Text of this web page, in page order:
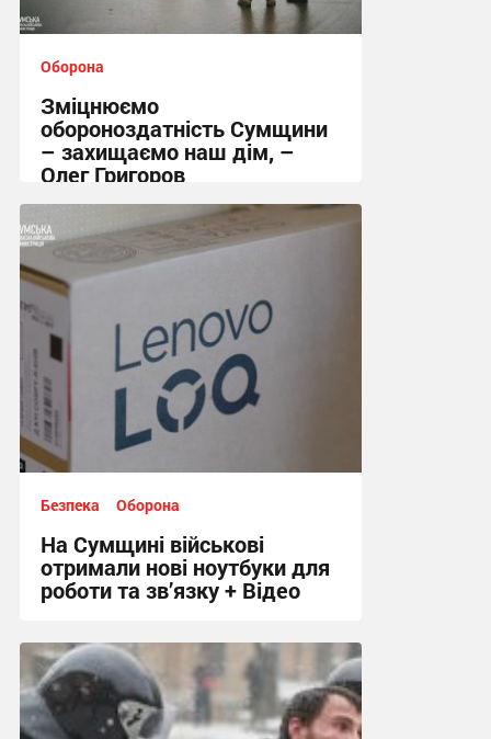
Оборона
Зміцнюємо
обороноздатність Сумщини
– захищаємо наш дім, –
Олег Григоров
18:57, 11.11.2025
Безпека Оборона
На Сумщині військові
отримали нові ноутбуки для
роботи та зв’язку + Відео
20:28, 27.09.2025